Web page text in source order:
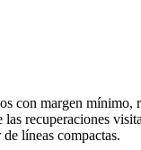
con margen
recuperaciones
líneas compactas.